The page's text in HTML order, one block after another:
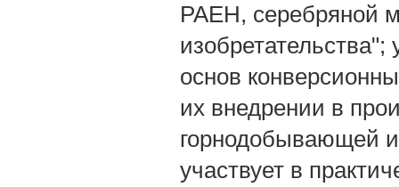
РАЕН, серебряной
основ
их внедрении в
горнодобывающей
участвует в